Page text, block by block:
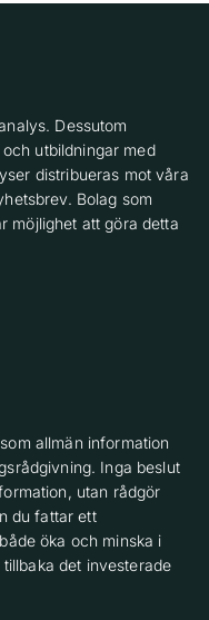
Dessutom
utbildningar med
distribueras mot våra
Bolag som
möjlighet att göra detta
allmän information
Inga beslut
utan rådgör
du fattar ett
öka och minska i
det investerade